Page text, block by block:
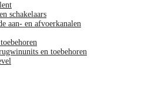
schakelaars
aan- en afvoerkanalen
en toebehoren